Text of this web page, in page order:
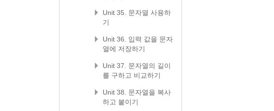
Unit 35. 문자열 사용하
기
Unit 36. 입력 값을 문자
열에 저장하기
Unit 37. 문자열의 길이
를 구하고 비교하기
Unit 38. 문자열을 복사
하고 붙이기